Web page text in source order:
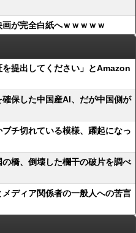
が完全白紙へｗｗｗｗｗ
を提出してください」とAmazon
保した中国産AI、だが中国側が
チ切れている模様、躍起になっ
橋、倒壊した欄干の破片を調べ
メディア関係者の一般人への苦言